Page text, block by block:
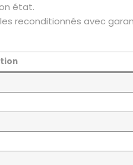
état.
reconditionnés avec